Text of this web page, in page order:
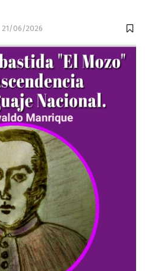
21/06/2026